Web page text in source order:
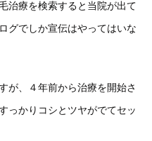
治療を検索すると当院が出て
グでしか宣伝はやってはいな
が、４年前から治療を開始さ
っかりコシとツヤがでてセッ